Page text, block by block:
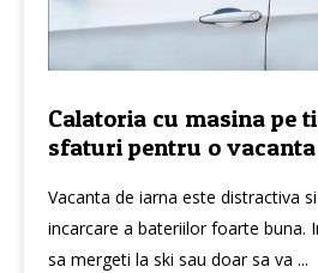
Calatoria cu masina pe
sfaturi pentru o
Vacanta de iarna este distractiva
incarcare a bateriilor foarte buna.
sa mergeti la ski sau doar sa va ...